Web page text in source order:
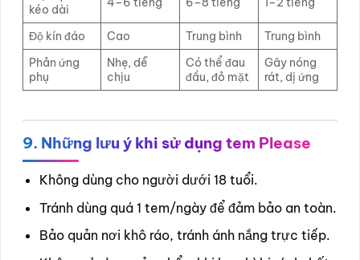
kéo dài
Độ kín đáo Cao Trung bình
Trung bình
Phản ứng
phụ
Nhẹ, dễ
chịu
Có thể đau
đầu, đỏ mặt
Gây nóng
rát, dị ứng
9. Những lưu ý khi sử dụng tem Please
Không dùng cho người dưới 18 tuổi.
Tránh dùng quá 1 tem/ngày để đảm bảo an toàn.
Bảo quản nơi khô ráo, tránh ánh nắng trực tiếp.